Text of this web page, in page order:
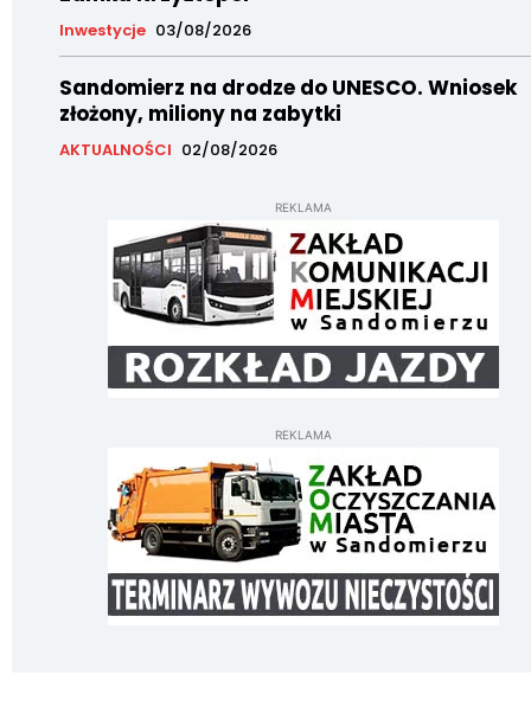
Inwestycje 03/08/2026
Sandomierz na drodze do UNESCO. Wniosek
złożony, miliony na zabytki
AKTUALNOŚCI 02/08/2026
REKLAMA
REKLAMA